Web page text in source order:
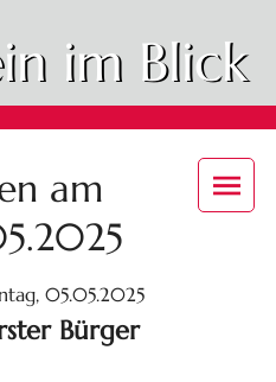
im Blick
am
05.05.2025
Bürger